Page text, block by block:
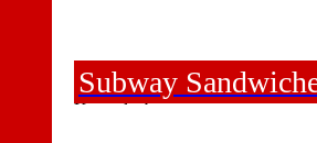
Subway